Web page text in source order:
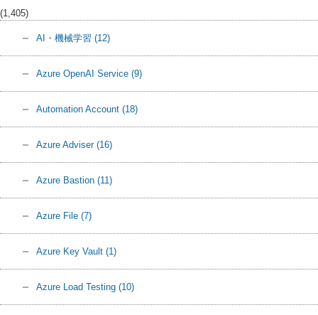
(1,405)
AI・機械学習 (12)
Azure OpenAI Service (9)
Automation Account (18)
Azure Adviser (16)
Azure Bastion (11)
Azure File (7)
Azure Key Vault (1)
Azure Load Testing (10)